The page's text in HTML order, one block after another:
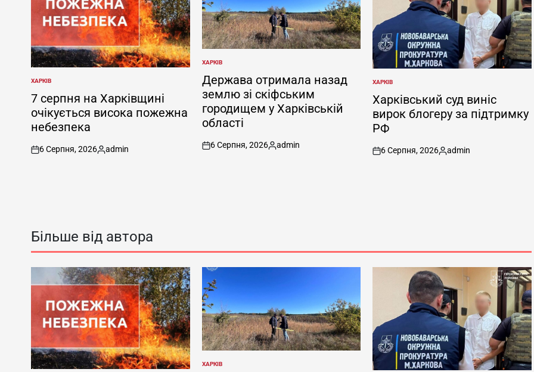
ОПУБЛІКУВАТИ
У
ХАРКІВ
7 серпня на Харківщині
очікується висока пожежна
небезпека
on
6 Серпня, 2026
Опубліковано
admin
ОПУБЛІКУВАТИ
У
ХАРКІВ
Держава отримала назад
землю зі скіфським
городищем у Харківській
області
on
6 Серпня, 2026
Опубліковано
admin
ОПУБЛІКУВАТИ
У
ХАРКІВ
Харківський суд виніс
вирок блогеру за підтримку
РФ
on
6 Серпня, 2026
Опубліковано
admin
Більше від автора
ОПУБЛІКУВАТИ
ХАРКІВ